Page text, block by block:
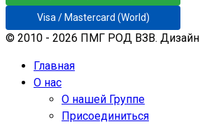
Visa / Mastercard (World)
© 2010 - 2026 ПМГ РОД ВЗВ. Дизайн
Главная
О нас
О нашей Группе
Присоединиться